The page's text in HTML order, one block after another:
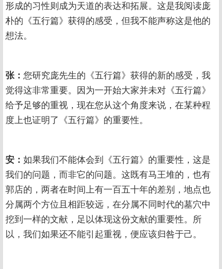
形成的习性则成为天道的表达和拓展。这是我阅读庞
朴的《五行篇》获得的感受，但我不能声称这是他的
想法。
张： 您研究庞先生的《五行篇》获得的新的感受，我
觉得这非常重要。因为一开始大家并未对《五行篇》
给予足够的重视，现在您从这个角度来说，在某种程
度上也证明了《五行篇》的重要性。
安： 如果我们不能体会到《五行篇》的重要性，这是
我们的问题，而非它的问题。这既有马王堆的，也有
郭店的，两者在时间上有一百五十年的差别，地点也
分属两个方位且相距较远，在分属不同时代的墓穴中
挖到一样的文献，足以体现这份文献的重要性。所
以，我们如果还不能引起重视，便应该归咎于己。